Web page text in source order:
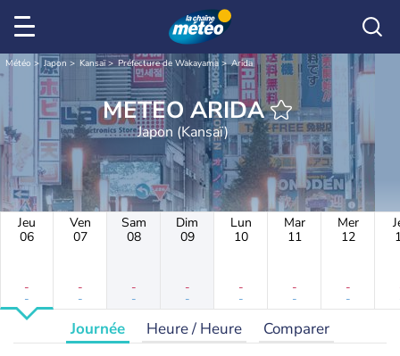
Météo Japon Kansaï Préfecture de Wakayama Arida
METEO ARIDA
Japon (Kansaï)
Jeu
06
-
-
Ven
07
-
-
Sam
08
-
-
Dim
09
-
-
Lun
10
-
-
Mar
11
-
-
Mer
12
-
-
Journée Heure / Heure Comparer